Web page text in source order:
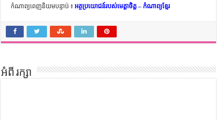
កំណាព្យពេញនិយមបន្ទាប់ ៖អត្ថប្រយោជន៍របស់មេត្តាចិត្ត – កំណាព្យខ្មែរ
អំពី រក្សា